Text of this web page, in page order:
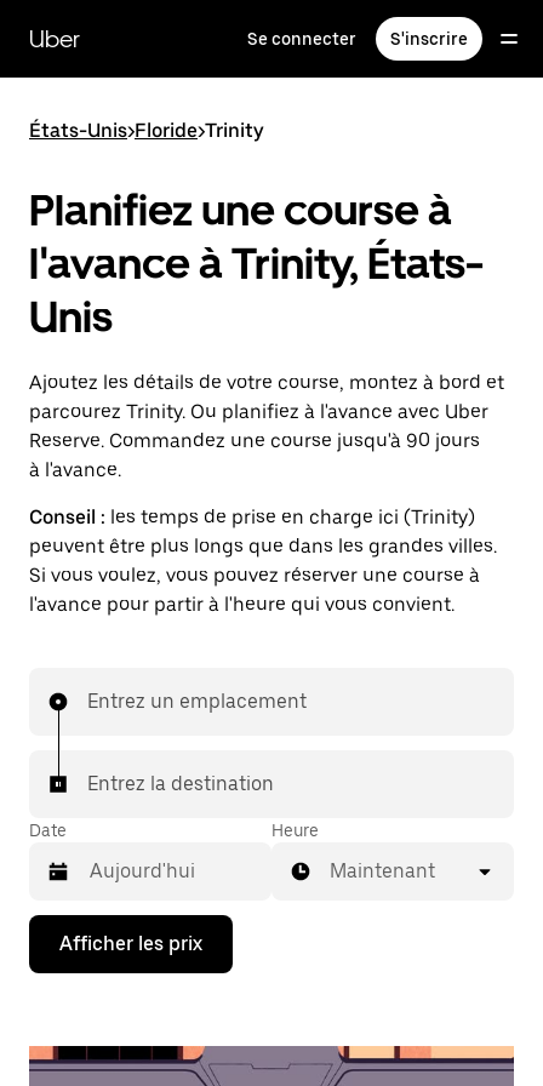
contenu
principal
Uber Se connecter S'inscrire
États-Unis>Floride>Trinity
Planifiez une course à
l'avance à Trinity, États-
Unis
Ajoutez les détails de votre course, montez à bord et
parcourez Trinity. Ou planifiez à l'avance avec Uber
Reserve. Commandez une course jusqu'à 90 jours
à l'avance.
Conseil : les temps de prise en charge ici (Trinity)
peuvent être plus longs que dans les grandes villes.
Si vous voulez, vous pouvez réserver une course à
l'avance pour partir à l'heure qui vous convient.
Entrez un emplacement
Entrez la destination
Date
Appuyez
la
bas
Heure
Maintenant
Afficher les prix